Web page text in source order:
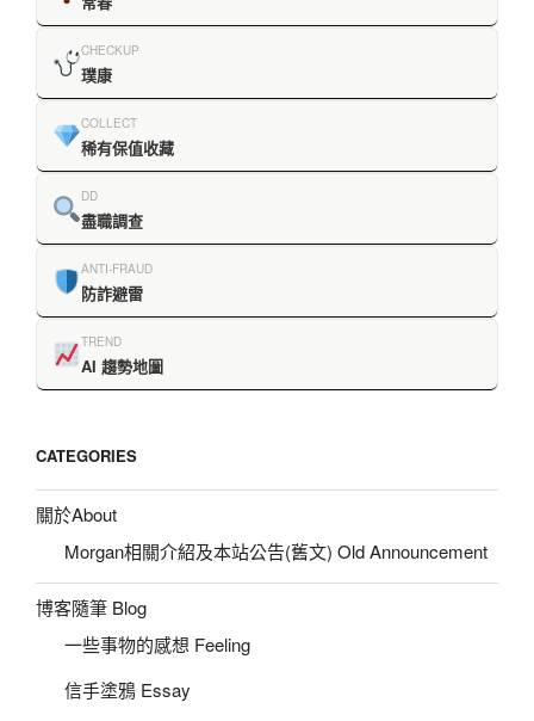
CHECKUP
璞康
COLLECT
稀有保值收藏
DD
盡職調查
ANTI-FRAUD
防詐避雷
TREND
AI 趨勢地圖
CATEGORIES
關於About
Morgan相關介紹及本站公告(舊文) Old Announcement
博客隨筆 Blog
一些事物的感想 Feeling
信手塗鴉 Essay